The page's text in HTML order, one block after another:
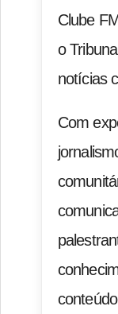
Clube
o
notícias
Com